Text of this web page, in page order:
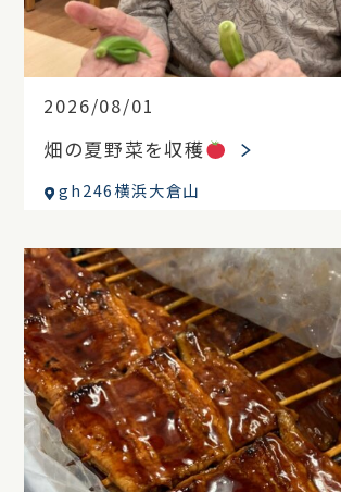
2026/08/01
畑の夏野菜を収穫
gh246横浜大倉山